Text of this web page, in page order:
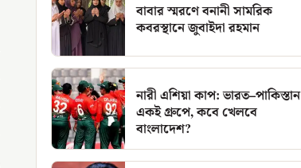
বাবার স্মরণে বনানী সামরিক
কবরস্থানে জুবাইদা রহমান
নারী এশিয়া কাপ: ভারত–পাকিস্তান
একই গ্রুপে, কবে খেলবে
বাংলাদেশ?